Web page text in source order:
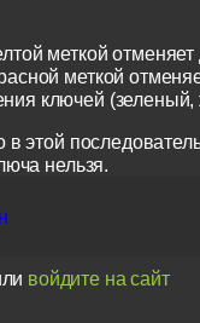
меткой отменяет
меткой
ключей
этой
нельзя.
войдите на сайт